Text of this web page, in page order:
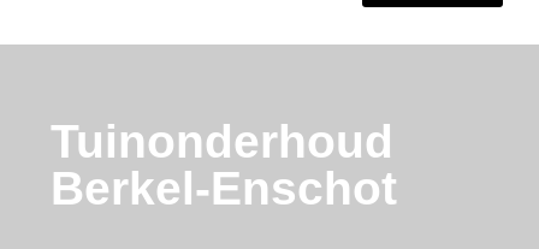
Tuinonderhoud
Berkel-Enschot